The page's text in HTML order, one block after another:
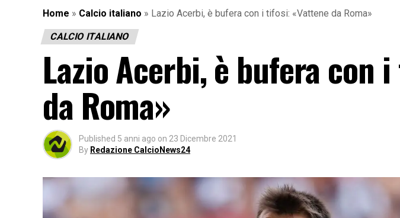
Home » Calcio italiano » Lazio Acerbi, è bufera con i tifosi: «Vattene da Roma»
CALCIO ITALIANO
Lazio Acerbi, è bufera con
da Roma»
Published 5 anni ago on 23 Dicembre 2021
By Redazione CalcioNews24